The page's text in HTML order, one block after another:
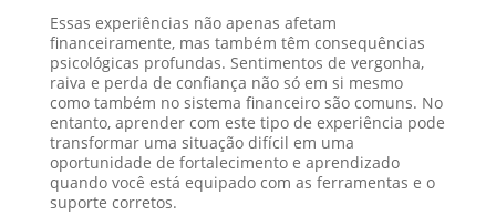
Essas experiências não apenas afetam
financeiramente, mas também têm consequências
psicológicas profundas. Sentimentos de vergonha,
raiva e perda de confiança não só em si mesmo
como também no sistema financeiro são comuns. No
entanto, aprender com este tipo de experiência pode
transformar uma situação difícil em uma
oportunidade de fortalecimento e aprendizado
quando você está equipado com as ferramentas e o
suporte corretos.